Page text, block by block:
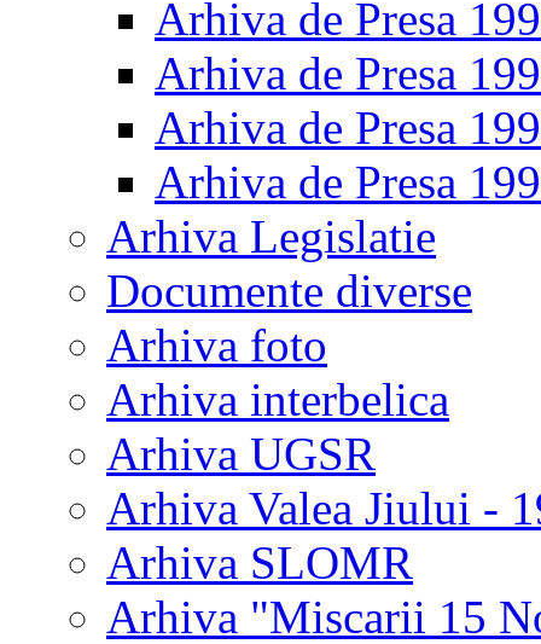
Arhiva de Presa
Arhiva de Presa
Arhiva de Presa
Arhiva de Presa
Arhiva Legislatie
Documente diverse
Arhiva foto
Arhiva interbelica
Arhiva UGSR
Arhiva Valea Jiului -
Arhiva SLOMR
Arhiva "Miscarii 15